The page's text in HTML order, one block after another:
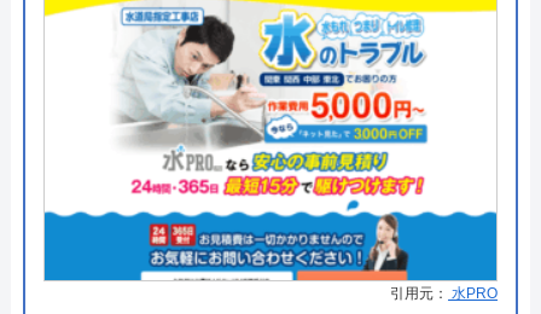
ド、コンビニ後払い、QR決済
●累計実績 施工実績30万件を達成
●保証・保険
修理に応じて1～3年の無料点検、
無料保証を用意
詳細は公式HPでご確認ください
株式会社クリーンライフがおすすめの理由
クリーンライフは年中無休で、最短30分駆けつけ、
引用元： 水PRO